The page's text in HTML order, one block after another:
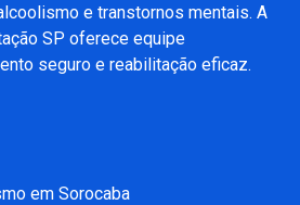
e transtornos mentais. A
SP oferece equipe
seguro e reabilitação eficaz.
em Sorocaba